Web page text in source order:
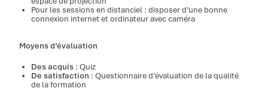
Pour les sessions en distanciel : disposer d’une bonne
connexion internet et ordinateur avec caméra
Moyens d’évaluation
Des acquis : Quiz
De satisfaction : Questionnaire d’évaluation de la qualité
de la formation